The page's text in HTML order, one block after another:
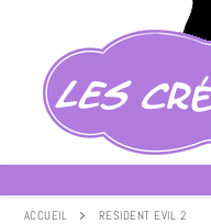
ACCUEIL RESIDENT EVIL 2